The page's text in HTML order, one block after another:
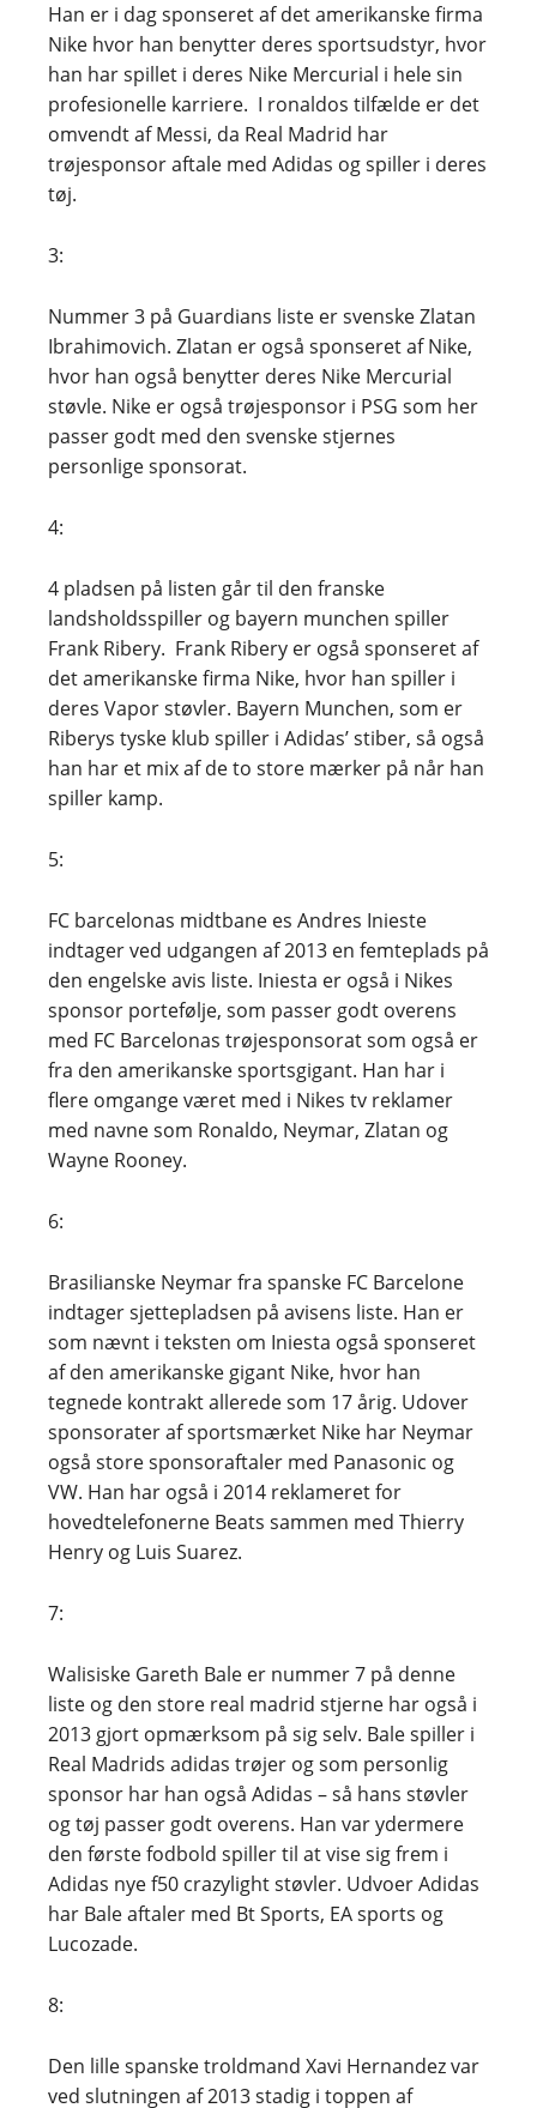
Han er i dag sponseret af det amerikanske firma
Nike hvor han benytter deres sportsudstyr, hvor
han har spillet i deres Nike Mercurial i hele sin
profesionelle karriere. I ronaldos tilfælde er det
omvendt af Messi, da Real Madrid har
trøjesponsor aftale med Adidas og spiller i deres
tøj.
3:
Nummer 3 på Guardians liste er svenske Zlatan
Ibrahimovich. Zlatan er også sponseret af Nike,
hvor han også benytter deres Nike Mercurial
støvle. Nike er også trøjesponsor i PSG som her
passer godt med den svenske stjernes
personlige sponsorat.
4:
4 pladsen på listen går til den franske
landsholdsspiller og bayern munchen spiller
Frank Ribery. Frank Ribery er også sponseret af
det amerikanske firma Nike, hvor han spiller i
deres Vapor støvler. Bayern Munchen, som er
Riberys tyske klub spiller i Adidas’ stiber, så også
han har et mix af de to store mærker på når han
spiller kamp.
5:
FC barcelonas midtbane es Andres Inieste
indtager ved udgangen af 2013 en femteplads på
den engelske avis liste. Iniesta er også i Nikes
sponsor portefølje, som passer godt overens
med FC Barcelonas trøjesponsorat som også er
fra den amerikanske sportsgigant. Han har i
flere omgange været med i Nikes tv reklamer
med navne som Ronaldo, Neymar, Zlatan og
Wayne Rooney.
6:
Brasilianske Neymar fra spanske FC Barcelone
indtager sjettepladsen på avisens liste. Han er
som nævnt i teksten om Iniesta også sponseret
af den amerikanske gigant Nike, hvor han
tegnede kontrakt allerede som 17 årig. Udover
sponsorater af sportsmærket Nike har Neymar
også store sponsoraftaler med Panasonic og
VW. Han har også i 2014 reklameret for
hovedtelefonerne Beats sammen med Thierry
Henry og Luis Suarez.
7:
Walisiske Gareth Bale er nummer 7 på denne
liste og den store real madrid stjerne har også i
2013 gjort opmærksom på sig selv. Bale spiller i
Real Madrids adidas trøjer og som personlig
sponsor har han også Adidas – så hans støvler
og tøj passer godt overens. Han var ydermere
den første fodbold spiller til at vise sig frem i
Adidas nye f50 crazylight støvler. Udvoer Adidas
har Bale aftaler med Bt Sports, EA sports og
Lucozade.
8:
Den lille spanske troldmand Xavi Hernandez var
ved slutningen af 2013 stadig i toppen af